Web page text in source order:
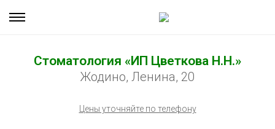
Стоматология «ИП Цветкова Н.Н.»
Жодино, Ленина, 20
Цены уточняйте по телефону